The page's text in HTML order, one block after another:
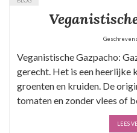
Geschreven
Veganistische Gazpacho:
gerecht. Het is een heerlijke
groenten en kruiden. De
tomaten en zonder vlees of
LEES